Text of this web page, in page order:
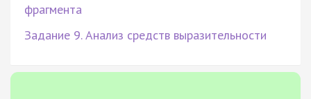
фрагмента
Задание 9. Анализ средств выразительности